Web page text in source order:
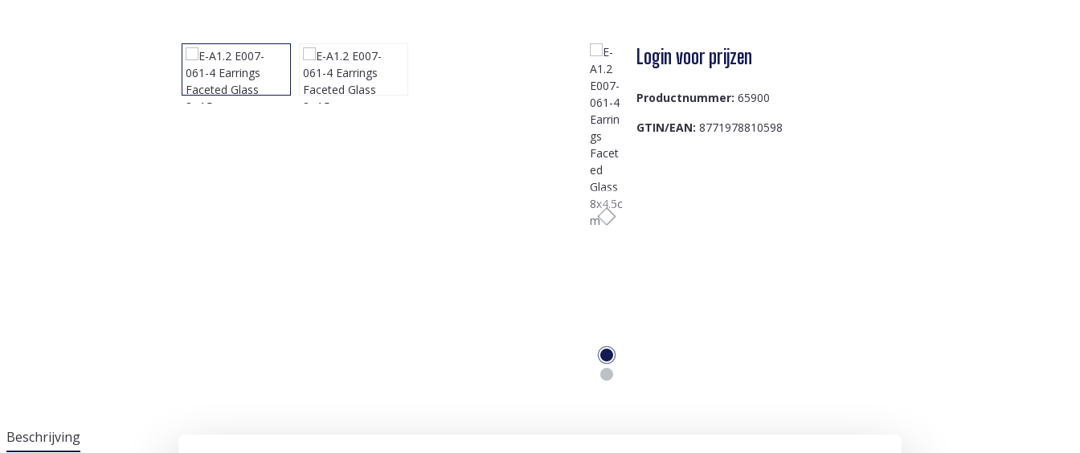
Login voor prijzen
Productnummer: 65900
GTIN/EAN: 8771978810598
Beschrijving